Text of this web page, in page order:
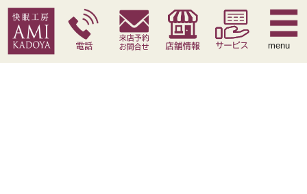
快眠枕 腰痛対策寝具 季節寝具 サービス
menu